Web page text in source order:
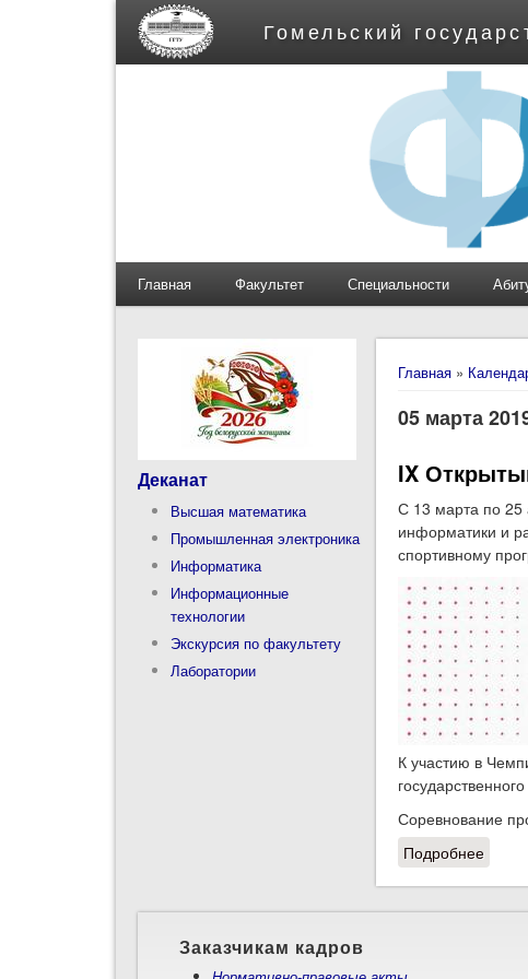
Гомельский
Главная Факультет Специальности
Вы здесь
Главная »
05 марта
IX
С 13 марта по 25
информатики и
спортивному
К участию в
Соревнование
Подробнее
Деканат
Высшая математика
Промышленная электроника
Информатика
Информационные
технологии
Экскурсия по факультету
Лаборатории
Заказчикам кадров